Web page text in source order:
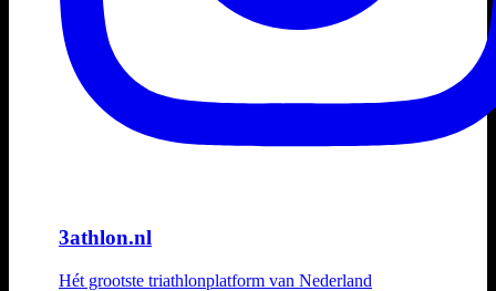
3athlon.nl
Hét grootste triathlonplatform van Nederland